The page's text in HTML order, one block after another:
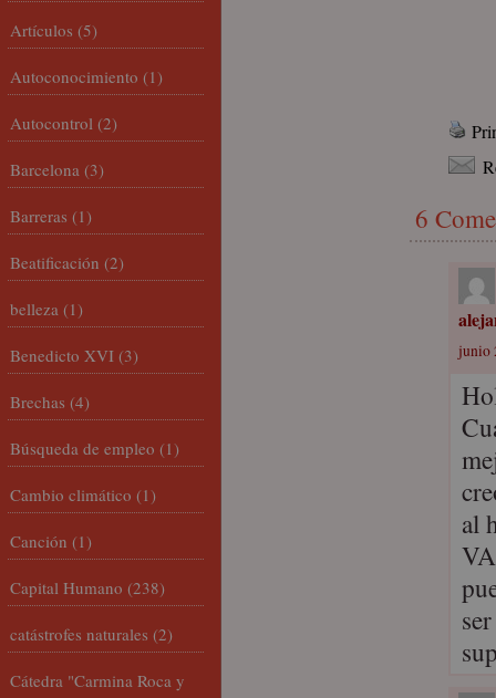
6
junio
al
Artículos (5)
Autoconocimiento (1)
Autocontrol (2)
Barcelona (3)
Barreras (1)
Beatificación (2)
belleza (1)
Benedicto XVI (3)
Brechas (4)
Búsqueda de empleo (1)
Cambio climático (1)
Canción (1)
Capital Humano (238)
catástrofes naturales (2)
Cátedra "Carmina Roca y